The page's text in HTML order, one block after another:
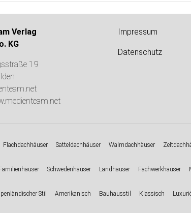
Verlag
KG
19
Impressum
Datenschutz
Flachdachhäuser Satteldachhäuser Walmdachhäuser
Schwedenhäuser Landhäuser Fachwerkhäuser
Stil Amerikanisch Bauhausstil Klassisch